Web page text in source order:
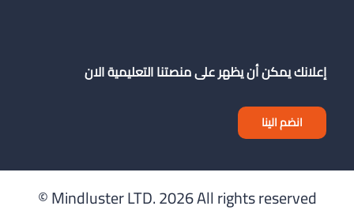
إعلانك يمكن أن يظهر على منصتنا التعليمية الان
انضم الينا
Mindluster LTD.2026 All rights reserved ©